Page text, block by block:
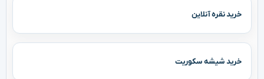
خرید نقره آنلاین
خرید شیشه سکوریت